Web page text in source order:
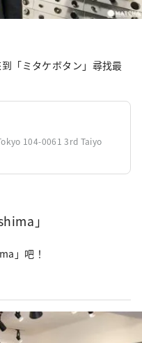
「ミタケボタン」尋找最
104-0061 3rd Taiyo
」
」吧！